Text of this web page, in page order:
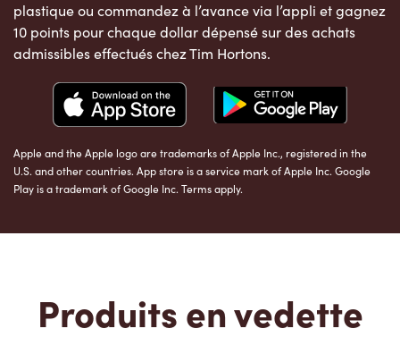
plastique ou commandez à l’avance via l’appli et gagnez
10 points pour chaque dollar dépensé sur des achats
admissibles effectués chez Tim Hortons.
Apple and the Apple logo are trademarks of Apple Inc., registered in the
U.S. and other countries. App store is a service mark of Apple Inc. Google
Play is a trademark of Google Inc. Terms apply.
Produits en vedette